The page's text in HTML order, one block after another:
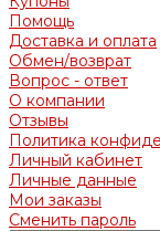
Помощь
Доставка и оплата
Обмен/возврат
Вопрос - ответ
О компании
Отзывы
Политика
Личный кабинет
Личные данные
Мои заказы
Сменить пароль